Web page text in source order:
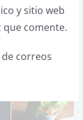
y sitio web
que comente.
correos